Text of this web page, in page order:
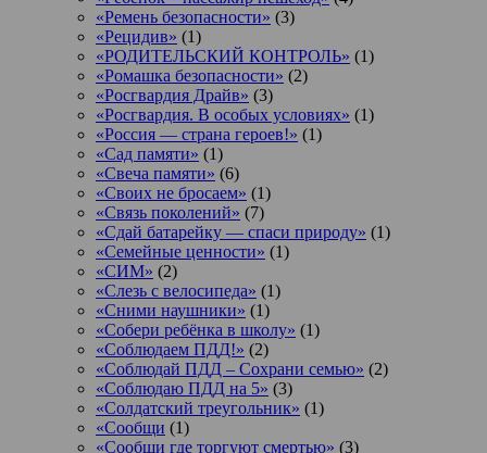
«Ремень безопасности» (3)
«Рецидив» (1)
«РОДИТЕЛЬСКИЙ КОНТРОЛЬ» (1)
«Ромашка безопасности» (2)
«Росгвардия Драйв» (3)
«Росгвардия. В особых условиях» (1)
«Россия — страна героев!» (1)
«Сад памяти» (1)
«Свеча памяти» (6)
«Своих не бросаем» (1)
«Связь поколений» (7)
«Сдай батарейку — спаси природу» (1)
«Семейные ценности» (1)
«СИМ» (2)
«Слезь с велосипеда» (1)
«Сними наушники» (1)
«Собери ребёнка в школу» (1)
«Соблюдаем ПДД!» (2)
«Соблюдай ПДД – Сохрани семью» (2)
«Соблюдаю ПДД на 5» (3)
«Солдатский треугольник» (1)
«Сообщи (1)
«Сообщи где торгуют смертью» (3)